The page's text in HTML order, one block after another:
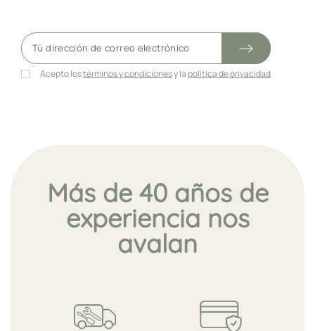
Acepto lostérminos y condicionesy la política de privacidad
Más de 40 años de
experiencia nos
avalan